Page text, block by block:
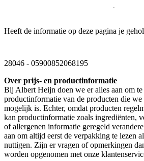
Heeft de informatie op deze pagina je
28046 - 05900852068195
Over prijs- en productinformatie
Bij Albert Heijn doen we er alles aan om
productinformatie van de producten die we
mogelijk is. Echter, omdat producten
kan productinformatie zoals ingrediënten,
of allergenen informatie geregeld
aan om altijd eerst de verpakking te lezen
nuttigen. Zijn er vragen of opmerkingen
worden opgenomen met onze